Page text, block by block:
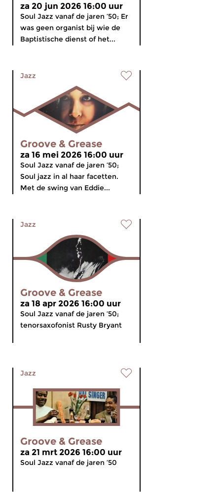
za 20 jun 2026 16:00 uur
Soul Jazz vanaf de jaren ’50; Er
was geen organist bij wie de
Baptistische dienst of het...
Jazz
Groove & Grease
za 16 mei 2026 16:00 uur
Soul Jazz vanaf de jaren ’50;
Soul jazz in al haar facetten.
Met de swing van Eddie...
Jazz
Groove & Grease
za 18 apr 2026 16:00 uur
Soul Jazz vanaf de jaren ’50;
tenorsaxofonist Rusty Bryant
Jazz
Groove & Grease
za 21 mrt 2026 16:00 uur
Soul Jazz vanaf de jaren ’50